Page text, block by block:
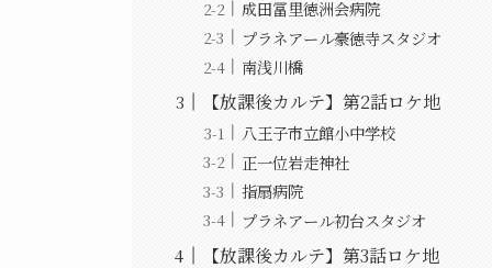
成田冨里徳洲会病院
プラネアール豪徳寺スタジオ
南浅川橋
【放課後カルテ】第2話ロケ地
八王子市立館小中学校
正一位岩走神社
指扇病院
プラネアール初台スタジオ
【放課後カルテ】第3話ロケ地